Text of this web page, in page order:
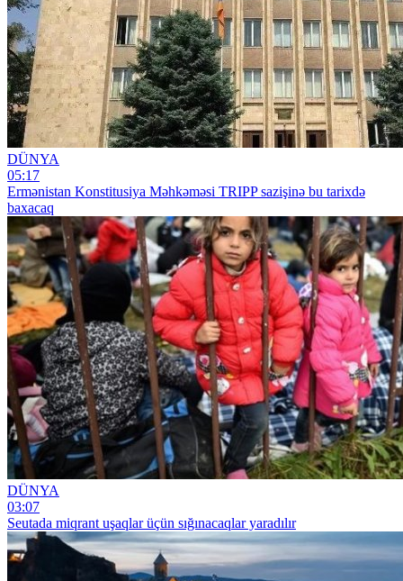
DÜNYA
05:17
Ermənistan Konstitusiya Məhkəməsi TRIPP sazişinə bu tarixdə
baxacaq
DÜNYA
03:07
Seutada miqrant uşaqlar üçün sığınacaqlar yaradılır